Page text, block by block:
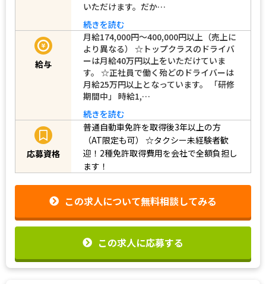
いただけます。だか…
続きを読む
給与
月給174,000円～400,000円以上（売上に
より異なる） ☆トップクラスのドライバ
ーは月給40万円以上をいただけていま
す。 ☆正社員で働く殆どのドライバーは
月給25万円以上となっています。 「研修
期間中」 時給1,…
続きを読む
応募資格
普通自動車免許を取得後3年以上の方
（AT限定も可）
☆タクシー未経験者歓
迎！2種免許取得費用を会社で全額負担し
ます！
この求人について無料相談してみる
この求人に応募する